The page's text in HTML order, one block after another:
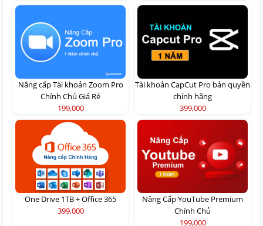
Nâng cấp Tài khoản Zoom Pro
Chính Chủ Giá Rẻ
199,000
Tài khoản CapCut Pro bản quyền
chính hãng
399,000
One Drive 1TB + Office 365
399,000
Nâng Cấp YouTube Premium
Chính Chủ
199,000